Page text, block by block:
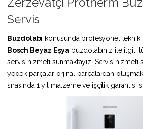
Servisi
Buzdolabı konusunda profesyonel
Bosch Beyaz Eşya buzdolabınız ile ilgili
servis hizmeti sunmaktayız. Servis hizmeti
yedek parçalar orjinal parçalardan
sırasında 1 yıl malzeme ve işçilik garantisi